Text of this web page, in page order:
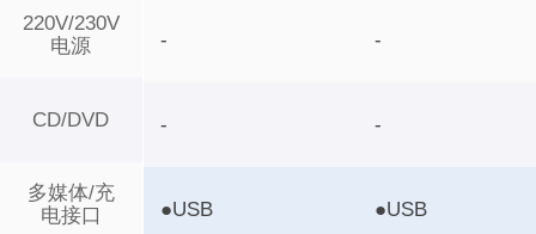
220V/230V
电源
CD/DVD
多媒体/充
电接口
- -
- -
●USB ●USB